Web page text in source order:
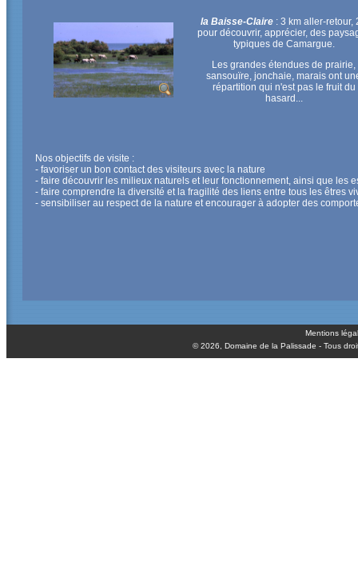
la Baisse-Claire : 3 km aller-retour,
pour découvrir, apprécier, des
typiques de Camargue.
Les grandes étendues de prairie,
sansouïre, jonchaie, marais ont
répartition qui n'est pas le fruit du
hasard...
Nos objectifs de visite :
- favoriser un bon contact des visiteurs avec la nature
- faire découvrir les milieux naturels et leur fonctionnement, ainsi que les
- faire comprendre la diversité et la fragilité des liens entre tous les êtres
- sensibiliser au respect de la nature et encourager à adopter des
Mentions
© 2026, Domaine de la Palissade - Tous